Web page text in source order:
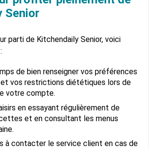
Senior
parti de Kitchendaily Senior, voici
de bien renseigner vos préférences
vos restrictions diététiques lors de
votre compte.
en essayant régulièrement de
et en consultant les menus
à contacter le service client en cas de